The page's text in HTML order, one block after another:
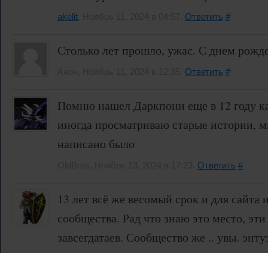
akelit Ответить #
Столько лет прошло, ужас. С днем
Ответить #
Помню нашел Даркпони еще в 12 году
иногда просматриваю старые истории,
написано было
Ответить #
13 лет всё же весомый срок и для сайта
сообщества. Рад что знаю это место,
завсегдатаев. Сообщество же .. увы.